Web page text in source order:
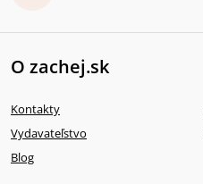
O zachej.sk
Kontakty
Vydavateľstvo
Blog